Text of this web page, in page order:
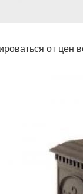
от